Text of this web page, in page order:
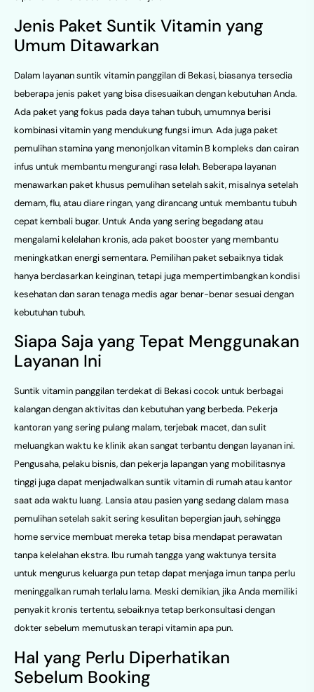
Jenis Paket Suntik Vitamin yang
Umum Ditawarkan
Dalam layanan suntik vitamin panggilan di Bekasi, biasanya tersedia
beberapa jenis paket yang bisa disesuaikan dengan kebutuhan Anda.
Ada paket yang fokus pada daya tahan tubuh, umumnya berisi
kombinasi vitamin yang mendukung fungsi imun. Ada juga paket
pemulihan stamina yang menonjolkan vitamin B kompleks dan cairan
infus untuk membantu mengurangi rasa lelah. Beberapa layanan
menawarkan paket khusus pemulihan setelah sakit, misalnya setelah
demam, flu, atau diare ringan, yang dirancang untuk membantu tubuh
cepat kembali bugar. Untuk Anda yang sering begadang atau
mengalami kelelahan kronis, ada paket booster yang membantu
meningkatkan energi sementara. Pemilihan paket sebaiknya tidak
hanya berdasarkan keinginan, tetapi juga mempertimbangkan kondisi
kesehatan dan saran tenaga medis agar benar-benar sesuai dengan
kebutuhan tubuh.
Siapa Saja yang Tepat Menggunakan
Layanan Ini
Suntik vitamin panggilan terdekat di Bekasi cocok untuk berbagai
kalangan dengan aktivitas dan kebutuhan yang berbeda. Pekerja
kantoran yang sering pulang malam, terjebak macet, dan sulit
meluangkan waktu ke klinik akan sangat terbantu dengan layanan ini.
Pengusaha, pelaku bisnis, dan pekerja lapangan yang mobilitasnya
tinggi juga dapat menjadwalkan suntik vitamin di rumah atau kantor
saat ada waktu luang. Lansia atau pasien yang sedang dalam masa
pemulihan setelah sakit sering kesulitan bepergian jauh, sehingga
home service membuat mereka tetap bisa mendapat perawatan
tanpa kelelahan ekstra. Ibu rumah tangga yang waktunya tersita
untuk mengurus keluarga pun tetap dapat menjaga imun tanpa perlu
meninggalkan rumah terlalu lama. Meski demikian, jika Anda memiliki
penyakit kronis tertentu, sebaiknya tetap berkonsultasi dengan
dokter sebelum memutuskan terapi vitamin apa pun.
Hal yang Perlu Diperhatikan
Sebelum Booking